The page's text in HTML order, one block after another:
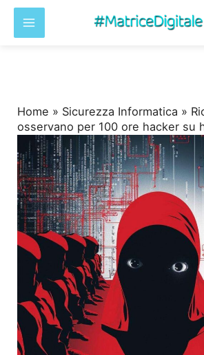
Home » Sicurezza Informatica »
osservano per 100 ore hacker su